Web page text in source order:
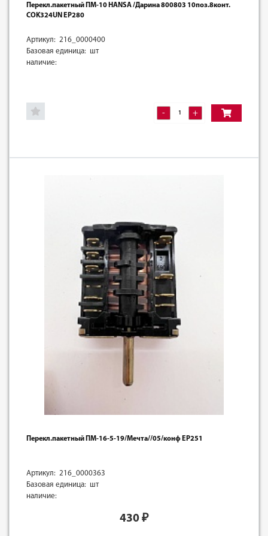
Перекл.пакетный ПМ-10 HANSA /Дарина 800803 10поз.8конт.
COK324UN EP280
Артикул: 216_0000400
Базовая единица: шт
наличие:
- +
Перекл.пакетный ПМ-16-5-19/Мечта//05/конф EP251
Артикул: 216_0000363
Базовая единица: шт
наличие:
430 ₽